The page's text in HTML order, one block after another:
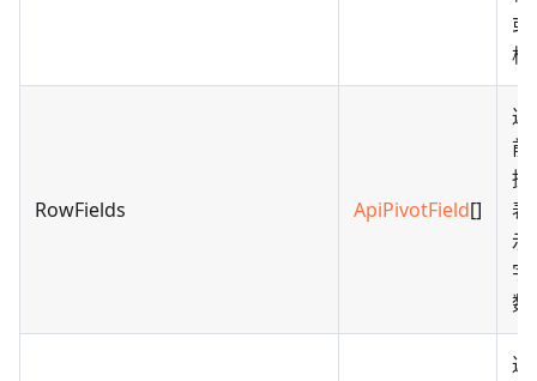
或
格
RowFields ApiPivotField[]
返
前
据
表
示
字
数
返